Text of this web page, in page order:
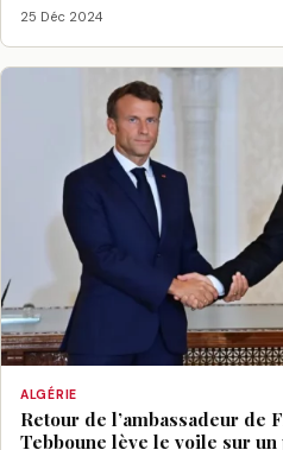
25 Déc 2024
ALGÉRIE
Retour de l’ambassadeur de
Tebboune lève le voile sur